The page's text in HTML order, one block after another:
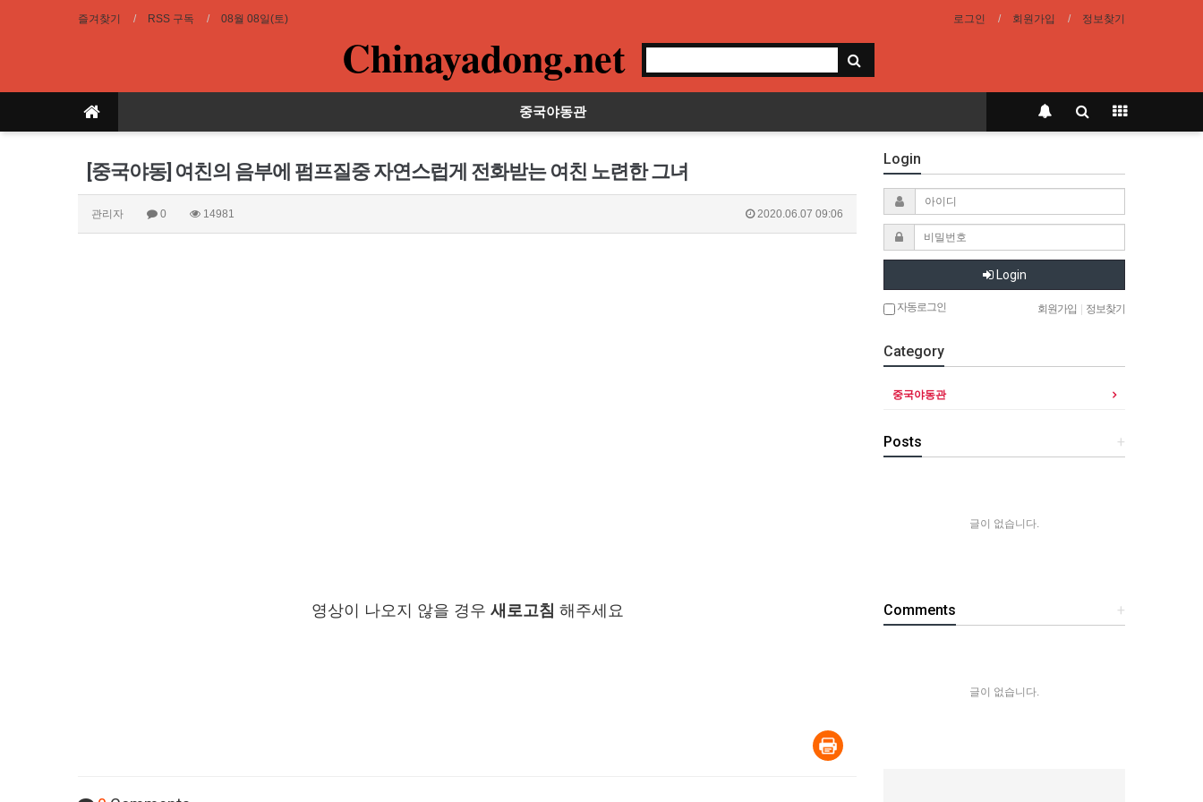
즐겨찾기 RSS 구독 08월 08일(토) 로그인 회원가입 정보찾기
Chinayadong.net
중국야동관
[중국야동] 여친의 음부에 펌프질중 자연스럽게 전화받는 여친 노련한 그녀
관리자 0 14981 2020.06.07 09:06
영상이 나오지 않을 경우 새로고침 해주세요
Login
Login
자동로그인 회원가입 정보찾기
Category
중국야동관
+
Posts
글이 없습니다.
+
Comments
글이 없습니다.